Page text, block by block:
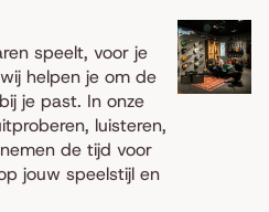
speelt, voor je
helpen je om de
je past. In onze
luisteren,
de tijd voor
jouw speelstijl en